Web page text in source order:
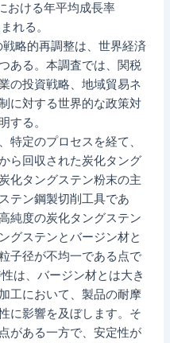
おける年平均成長率
れる。
略的再調整は、世界経済
ある。本調査では、関税
の投資戦略、地域貿易ネ
に対する世界的な政策対
する。
特定のプロセスを経て、
ら回収された炭化タング
化タングステン粉末の主
テン鋼製切削工具であ
純度の炭化タングステン
グステンとバージン材と
子径が不均一である点で
は、バージン材とは大き
工において、製品の耐摩
に影響を及ぼします。そ
がある一方で、安定性が